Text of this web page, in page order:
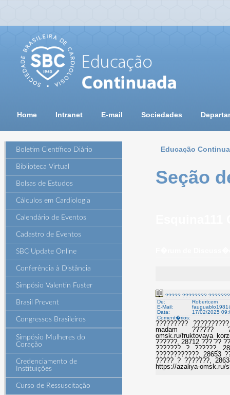
Home Intranet E-mail Sociedades
Boletim Científico Diário
Biblioteca Virtual
Bolsas de Estudos
Cálculos em Cardiologia
Calendário de Eventos
Cadastro de Eventos
SBC Update Online
Conferência à Distância
Simpósio Valentin Fuster
Brasil Prevent
Congressos Brasileiros
Simpósio Mulheres do
Coração
Credenciamento de
Instituições
Curso de Ressuscitação
Educação
Seção
????? ????????
De:
Robertcem
E-Mail:
Data:
17/02/2025
Coment�rios:
?????????
madam ??????
omsk.ru/
??????, 28712 ??? ??
??????? ? ??????,
????????????, 28653
????? ? ???????,
https://azaliya-omsk.ru/